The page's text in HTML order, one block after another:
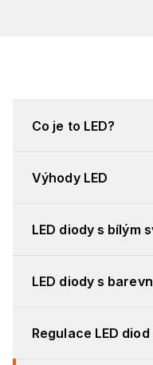
Co je to LED?
Výhody LED
LED diody s bílým
LED diody s
Regulace LED diod